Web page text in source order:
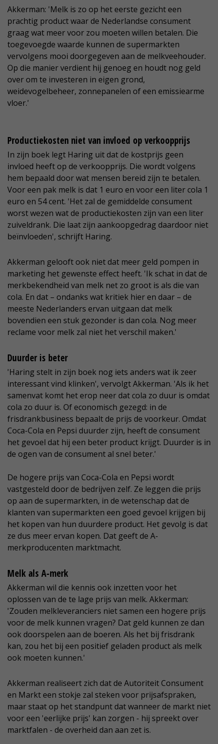
Akkerman: 'Melk is zo op het eerste gezicht een
prachtig product waar de Nederlandse consument
graag wat meer voor zou moeten willen betalen. Die
toegevoegde waarde kunnen de supermarkten
vervolgens mooi doorgegeven aan de melkveehouder.
Op die manier verdient hij genoeg en houdt nog geld
over om te investeren in eigen grond,
weidevogelbeheer, zonnepanelen of een emissiearme
vloer.'
Productiekosten niet van invloed op verkoopprijs
In zijn boek legt Haring uit dat de kostprijs geen
invloed heeft op de verkoopprijs. Die wordt volgens
hem bepaald door wat mensen bereid zijn te betalen.
Voor een pak melk is dat 1 euro en voor een liter cola 1
euro en 54 cent. 'Het zal de gemiddelde consument
worst wezen wat de productiekosten zijn van een liter
zuiveldrank. Die laat zijn aankoopgedrag daardoor niet
beïnvloeden', schrijft Haring.
Akkerman gelooft ook niet dat meer geld pompen in
marketing het gewenste effect heeft. 'Ik schat in dat de
merkbekendheid van melk net zo groot is als die van
cola. En dat – ondanks wat kritiek hier en daar – de
meeste Nederlanders ervan uitgaan dat melk
bovendien een stuk gezonder is dan cola. Nog meer
reclame voor melk zal niet het verschil maken.'
Duurder is beter
'Haring stelt in zijn boek nog iets anders wat ik zeer
interessant vind klinken', vervolgt Akkerman. 'Als ik het
samenvat komt het erop neer dat cola zo duur is omdat
cola zo duur is. Of economisch gezegd: in de
frisdrankbusiness bepaalt de prijs de voorkeur. Omdat
Coca-Cola en Pepsi duurder zijn, heeft de consument
het gevoel dat hij een beter product krijgt. Duurder is in
de ogen van de consument al snel beter.'
De hogere prijs van Coca-Cola en Pepsi wordt
vastgesteld door de bedrijven zelf. Ze leggen die prijs
op aan de supermarkten, in de wetenschap dat de
klanten van supermarkten een goed gevoel krijgen bij
het kopen van hun duurdere product. Het gevolg is dat
ze dus meer ervan kopen. Dat geeft de A-
merkproducenten marktmacht.
Melk als A-merk
Akkerman wil die kennis ook inzetten voor het
oplossen van de te lage prijs van melk. Akkerman:
'Zouden melkleveranciers niet samen een hogere prijs
voor de melk kunnen vragen? Dat geld kunnen ze dan
ook doorspelen aan de boeren. Als het bij frisdrank
kan, zou het bij een positief geladen product als melk
ook moeten kunnen.'
Akkerman realiseert zich dat de Autoriteit Consument
en Markt een stokje zal steken voor prijsafspraken,
maar staat op het standpunt dat wanneer de markt niet
voor een 'eerlijke prijs' kan zorgen - hij spreekt over
marktfalen - de overheid dan aan zet is.